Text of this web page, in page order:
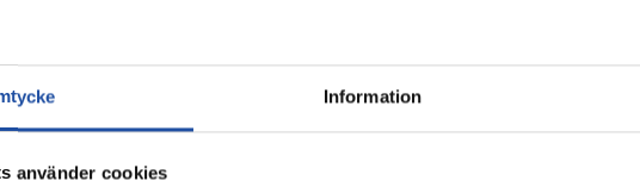
Information
använder cookies
göra, det är motivation nog. Det är sjukt att säga att det är
Wilma Leidhammar.
för att bevisa något, för att man får uppskattning och uppmärksamhet.
går att hämta från många källor.